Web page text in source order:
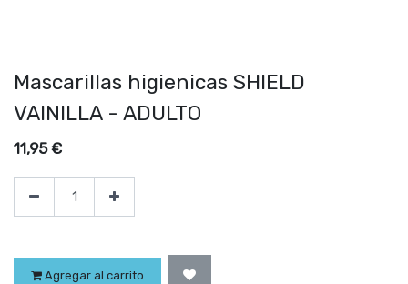
Mascarillas higienicas SHIELD
VAINILLA - ADULTO
11,95€
Agregar al carrito